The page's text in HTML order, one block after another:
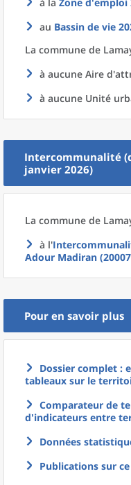
au Bassin de vie
La commune de
à aucune Aire
à aucune Unité
Intercommunalité
janvier 2026)
La commune de
à l'
Adour Madiran
Pour en savoir plus
Dossier complet :
tableaux sur le
Comparateur de
d'indicateurs entre
Données
Publications sur